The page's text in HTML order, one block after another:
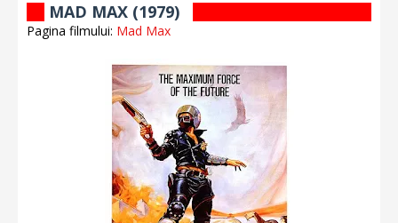
MAD MAX (1979)
Pagina filmului: Mad Max